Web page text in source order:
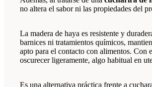
no altera el sabor ni las propiedades del
La madera de haya es resistente y
barnices ni tratamientos químicos,
apto para el contacto con alimentos. Con
oscurecer ligeramente, algo habitual en
Es una alternativa práctica frente a